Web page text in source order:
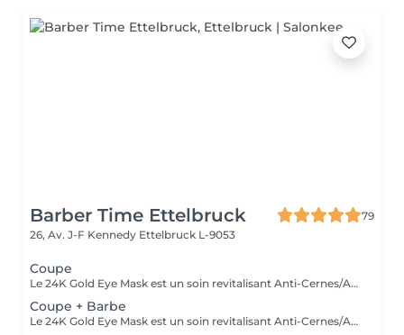
Barber Time Ettelbruck
79
26, Av. J-F Kennedy Ettelbruck L-9053
Coupe
Le 24K Gold Eye Mask est un soin revitalisant Anti-Cernes/Anti-Rides composé de Collagène Végétal haute densité, Aloe Vera, Huile de pépins de raisin, Peptides d'avoine, Vitamine A, Acid Hyaluronic et Poudre d'or 24 carats
Coupe + Barbe
Le 24K Gold Eye Mask est un soin revitalisant Anti-Cernes/Anti-Rides composé de Collagène Végétal haute densité, Aloe Vera, Huile de pépins de raisin, Peptides d'avoine, Vitamine A, Acid Hyaluronic et Poudre d'or 24 carats